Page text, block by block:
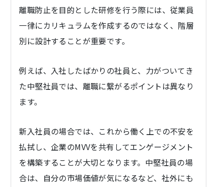
離職防止を目的とした研修を行う際には、従業員
一律にカリキュラムを作成するのではなく、階層
別に設計することが重要です。
例えば、入社したばかりの社員と、力がついてき
た中堅社員では、離職に繋がるポイントは異なり
ます。
新入社員の場合では、これから働く上での不安を
払拭し、企業のMVVを共有してエンゲージメント
を構築することが大切となります。中堅社員の場
合は、自分の市場価値が気になるなど、社外にも